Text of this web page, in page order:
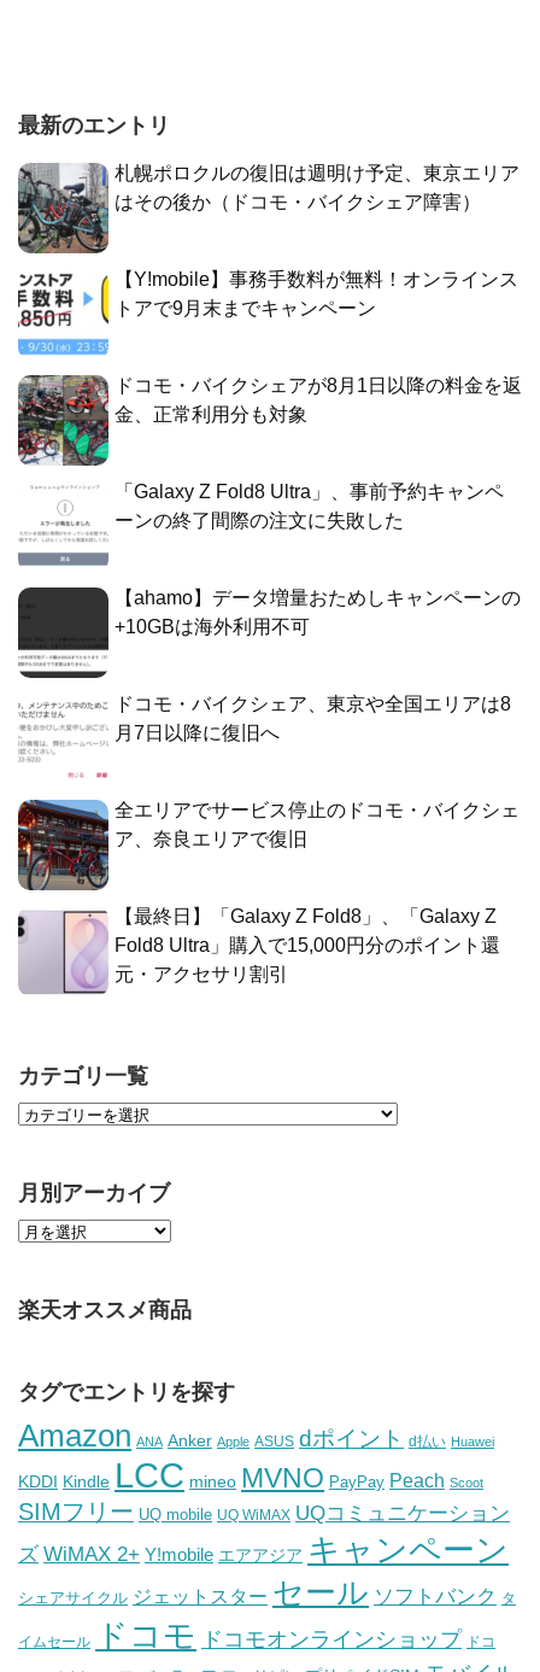
最新のエントリ
札幌ポロクルの復旧は週明け予定、東京エリア
はその後か（ドコモ・バイクシェア障害）
【Y!mobile】事務手数料が無料！オンラインス
トアで9月末までキャンペーン
ドコモ・バイクシェアが8月1日以降の料金を返
金、正常利用分も対象
「Galaxy Z Fold8 Ultra」、事前予約キャンペ
ーンの終了間際の注文に失敗した
【ahamo】データ増量おためしキャンペーンの
+10GBは海外利用不可
ドコモ・バイクシェア、東京や全国エリアは8
月7日以降に復旧へ
全エリアでサービス停止のドコモ・バイクシェ
ア、奈良エリアで復旧
【最終日】「Galaxy Z Fold8」、「Galaxy Z
Fold8 Ultra」購入で15,000円分のポイント還
元・アクセサリ割引
カテゴリ一覧
月別アーカイブ
楽天オススメ商品
タグでエントリを探す
Amazon ANA Anker Apple ASUS dポイント d払い Huawei
KDDI Kindle LCC mineo MVNO PayPay Peach Scoot
SIMフリー UQ mobile UQ WiMAX UQコミュニケーション
ズ WiMAX 2+ Y!mobile エアアジア キャンペーン
シェアサイクル ジェットスター セール ソフトバンク タ
イムセール ドコモ ドコモオンラインショップ ドコ